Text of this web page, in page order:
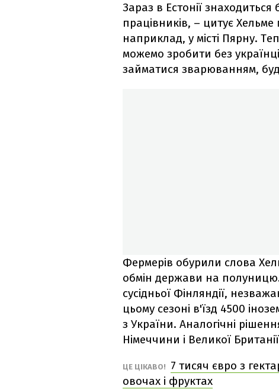
Зараз в Естонії
працівників, – цитує Хельме
наприклад, у місті Пярну.
можемо зробити без
займатися зварюванням,
Фермерів обурили слова
обмін держави на
сусідньої Фінляндії,
цьому сезоні в'їзд 4500
з України. Аналогічні
Німеччини і Великої
ЦЕ ЦІКАВО!
7 тисяч євро з
овочах і фруктах